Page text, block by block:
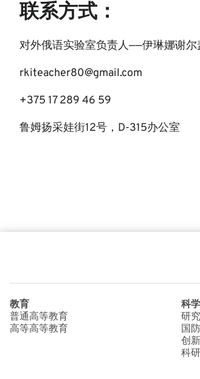
联系方式：
对外俄语实验室负责人——伊琳娜·谢
rkiteacher80@gmail.com
+375 17 289 46 59
鲁姆扬采娃街12号，D-315办公室
教育
普通高等教育
高等高等教育
科学
研
国
创
科